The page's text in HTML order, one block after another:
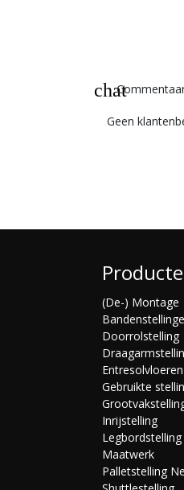
chat
Geen
(De-) Montage
Doorrolstelling
Entresolvloeren
Gebruikte
Inrijstelling
Maatwerk
Palletstelling